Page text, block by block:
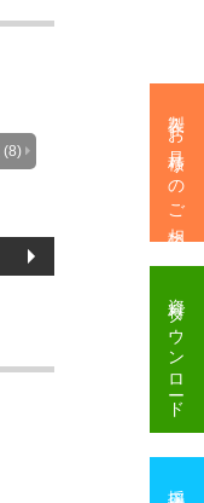
(8) 製作・お見積りのご相談
ダウンロード